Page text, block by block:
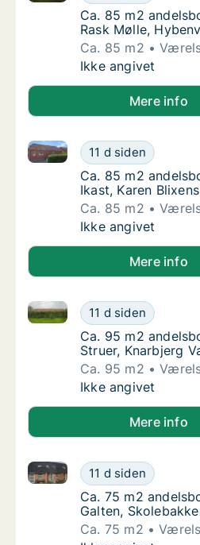
Ca. 85 m2
Ca. 85 m2
Rask Mølle,
Ca. 85 m2
Ca. 85 m2
Ikke angivet
Mere info
Ca. 85 m2
11 d siden
Ca. 85 m2 andelsbolig til
Ca. 85 m2
Ca. 85 m2
Ikast, Karen
Ca. 85 m2
Ca. 85 m2
Ikke angivet
Mere info
Ca. 95 m2
11 d siden
Ca. 95 m2 andelsbolig til
Ca. 95 m2
Ca. 95 m2
Struer, Knarbjerg
Ca. 95 m2
Ca. 95 m2
Ikke angivet
Mere info
Ca. 75 m2
11 d siden
Ca. 75 m2 andelsbolig til
Ca. 75 m2
Ca. 75 m2
Galten,
Ca. 75 m2